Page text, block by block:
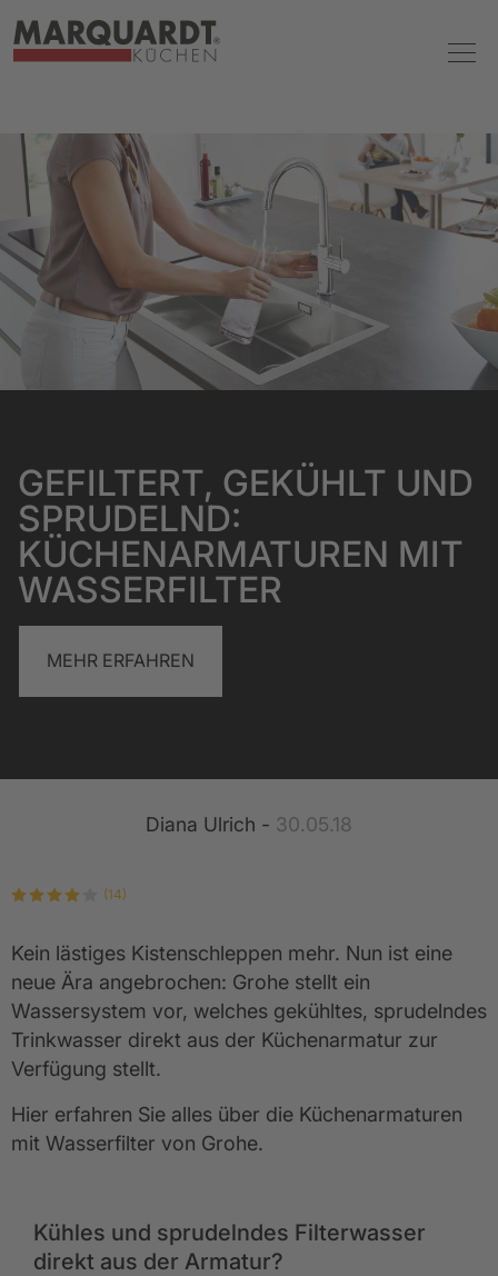
GEFILTERT, GEKÜHLT UND
SPRUDELND:
KÜCHENARMATUREN MIT
WASSERFILTER
MEHR ERFAHREN
Diana Ulrich - 30.05.18
(14)
Kein lästiges Kistenschleppen mehr. Nun ist eine
neue Ära angebrochen: Grohe stellt ein
Wassersystem vor, welches gekühltes, sprudelndes
Trinkwasser direkt aus der Küchenarmatur zur
Verfügung stellt.
Hier erfahren Sie alles über die Küchenarmaturen
mit Wasserfilter von Grohe.
Kühles und sprudelndes Filterwasser
direkt aus der Armatur?